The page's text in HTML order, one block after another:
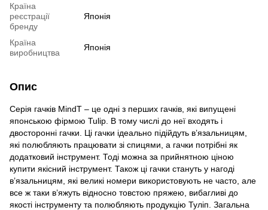
Країна
реєстрації
бренду
Японія
Країна
виробництва
Японія
Опис
Серія гачків MindT – це одні з перших гачків, які випущені
японською фірмою Tulip. В тому числі до неї входять і
двосторонні гачки. Ці гачки ідеально підійдуть в’язальницям,
які полюбляють працювати зі спицями, а гачки потрібні як
додатковий інструмент. Тоді можна за прийнятною ціною
купити якісний інструмент. Також ці гачки стануть у нагоді
в’язальницям, які великі номери використовують не часто, але
все ж таки в’яжуть відносно товстою пряжею, вибагливі до
якості інструменту та полюбляють продукцію Туліп. Загальна